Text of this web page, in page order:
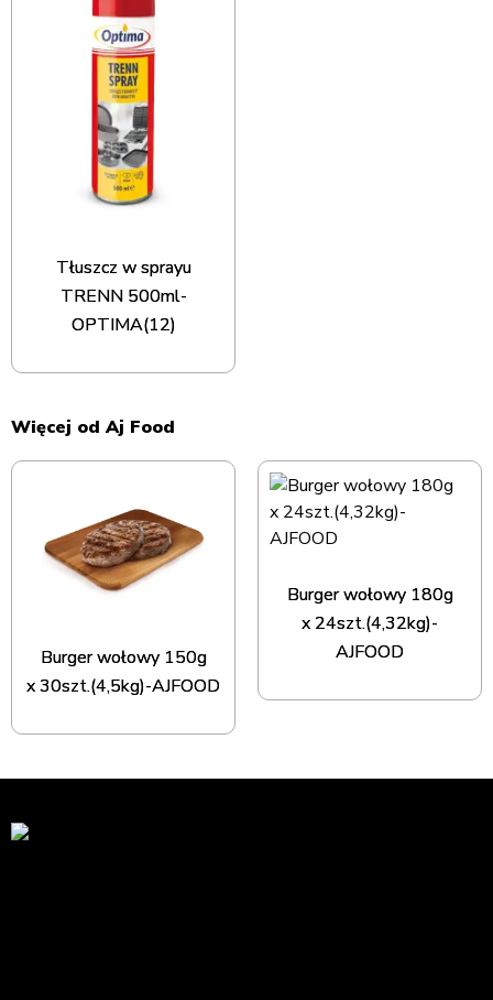
Tłuszcz w sprayu
TRENN 500ml-
OPTIMA(12)
Więcej od Aj Food
Burger wołowy 150g
x 30szt.(4,5kg)-AJFOOD
Burger wołowy 180g
x 24szt.(4,32kg)-
AJFOOD